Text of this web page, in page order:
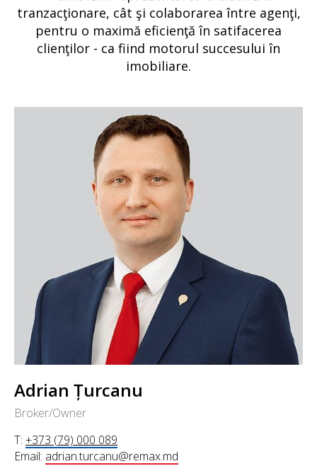
tranzacţionare, cât şi colaborarea între agenţi,
pentru o maximă eficienţă în satifacerea
clienţilor - ca fiind motorul succesului în
imobiliare.
Adrian Țurcanu
Broker/Owner
T: +373 (79) 000 089
Email: adrian.turcanu@remax.md